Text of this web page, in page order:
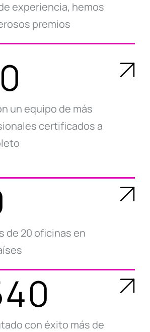
experiencia, hemos
premios
un equipo de más
certificados a
de 20 oficinas en
con éxito más de